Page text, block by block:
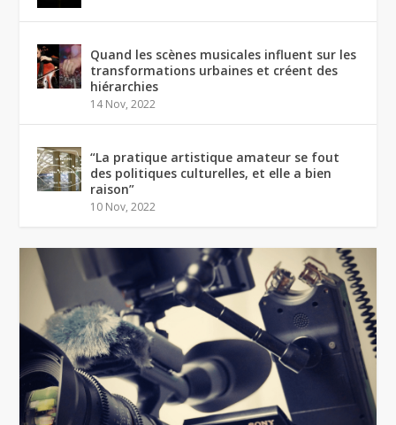
Quand les scènes musicales influent sur les
transformations urbaines et créent des
hiérarchies
14 Nov, 2022
“La pratique artistique amateur se fout
des politiques culturelles, et elle a bien
raison”
10 Nov, 2022